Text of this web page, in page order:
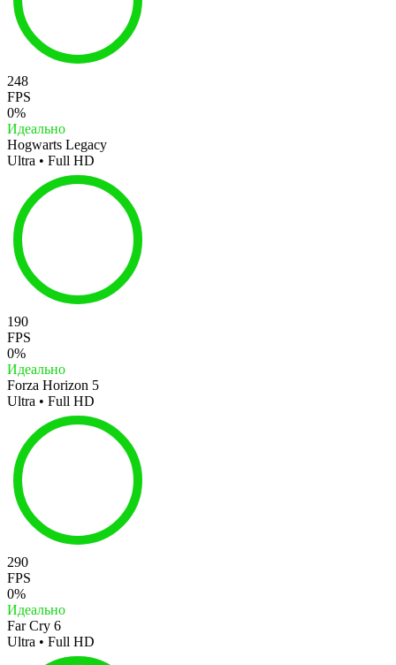
248
FPS
0%
Идеально
Hogwarts Legacy
Ultra • Full HD
190
FPS
0%
Идеально
Forza Horizon 5
Ultra • Full HD
290
FPS
0%
Идеально
Far Cry 6
Ultra • Full HD